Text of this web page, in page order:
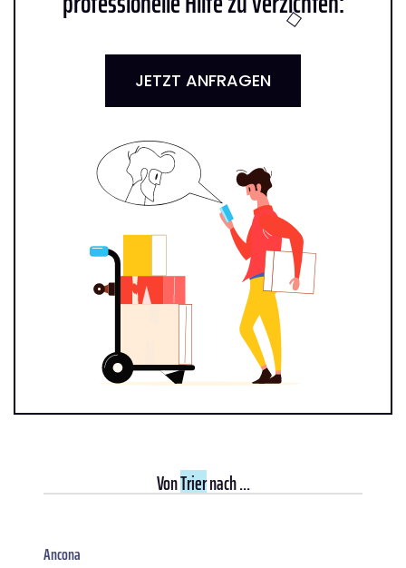
JETZT ANFRAGEN
VonTriernach ...
Ancona